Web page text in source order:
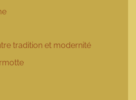
tradition et modernité